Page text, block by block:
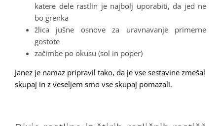
katere dele rastlin je najbolj uporabiti, da jed ne
bo grenka
žlica jušne osnove za uravnavanje primerne
gostote
začimbe po okusu (sol in poper)
Janez je namaz pripravil tako, da je vse sestavine zmešal
skupaj in z veseljem smo vse skupaj pomazali.